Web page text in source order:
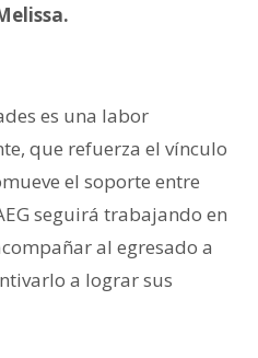
es una labor
que refuerza el vínculo
el soporte entre
seguirá trabajando en
al egresado a
a lograr sus